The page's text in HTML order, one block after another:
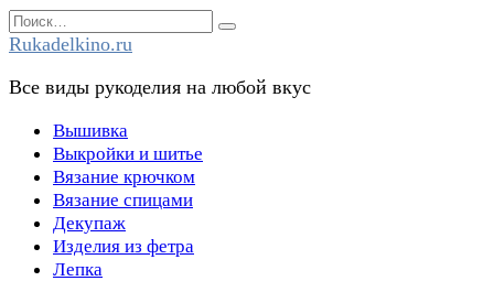
Перейти
к
Search
for:
Rukadelkino.ru
Все виды рукоделия на любой вкус
Вышивка
Выкройки и шитье
Вязание крючком
Вязание спицами
Декупаж
Изделия из фетра
Лепка